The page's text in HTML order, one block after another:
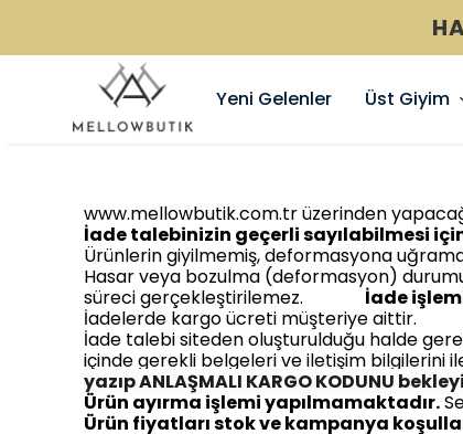
Yeni Gelenler Üst Giyim
www.mellowbutik.com.trüzerinden
İade talebinizin geçerli sayılabilmesi
Ürünlerin giyilmemiş, deformasyona
Hasar veya bozulma (deformasyon)
süreci gerçekleştirilemez. İade
İadelerde kargo ücreti müşteriye aittir.
İade talebi siteden oluşturulduğu halde
içinde gerekli belgeleri ve iletişim bilgilerini
yazıp ANLAŞMALI KARGO KODUNU
Ürün ayırma işlemi yapılmamaktadır.
Ürün fiyatları stok ve kampanya